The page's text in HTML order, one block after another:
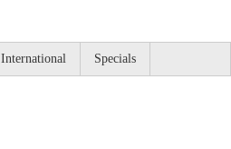
International Specials